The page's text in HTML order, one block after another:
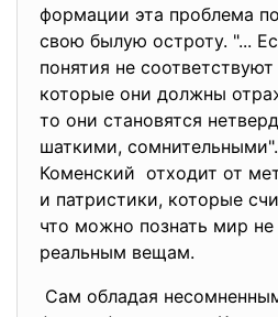
формации эта проблема
свою былую остроту. "...
понятия не соответствуют
которые они должны
то они становятся
шаткими,
Коменский отходит от
и патристики, которые
что можно познать мир не
реальным вещам.
Сам обладая